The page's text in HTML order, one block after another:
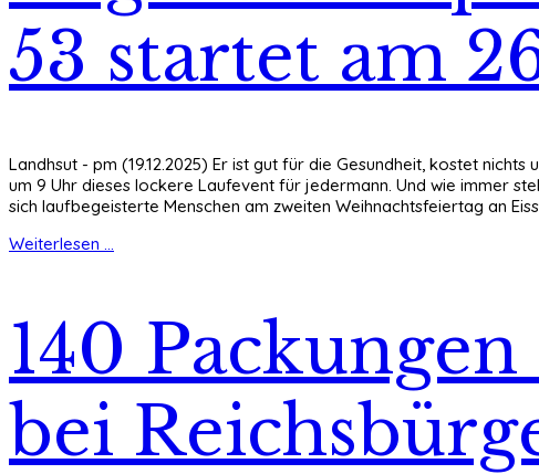
53 startet am
Landhsut - pm (19.12.2025) Er ist gut für die Gesundheit, kostet
um 9 Uhr dieses lockere Laufevent für jedermann. Und wie immer
sich laufbegeisterte Menschen am zweiten Weihnachtsfeiertag an
Weiterlesen ...
140
bei